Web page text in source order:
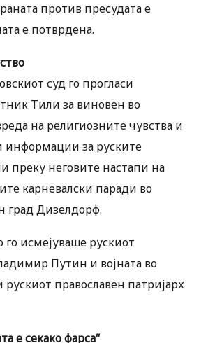
против пресудата е
е потврдена.
суд го прогласи
Тили за виновен во
на религиозните чувства и
за руските
преку неговите настапи на
карневалски паради во
град Дизелдорф.
го исмејуваше рускиот
Путин и војната во
рускиот православен патријарх
е секако фарса“